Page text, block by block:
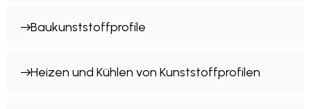
Baukunststoffprofile
Heizen und Kühlen von Kunststoffprofilen